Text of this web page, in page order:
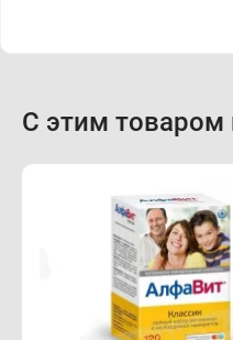
С этим товаром